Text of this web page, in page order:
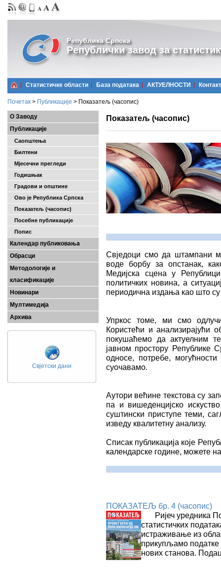
Република Српска
Републички завод за
Статистичке области Базa података АКТУЕЛНОСТИ Контакт
Почетак > Публикације > Показатељ (часопис)
О Заводу
Публикације
Саопштења
Билтени
Мјесечни прегледи
Годишњак
Градови и општине
Ово је Република Српска
Показатељ (часопис)
Посебне публикације
Попис
Календар публиковања
Обрасци
Методологије и
класификације
Новинари
Мултимедија
Архива
Свјетски дани
Показатељ (часопис)
Свједоци смо да штампани
воде борбу за опстанак,
Медијска сцена у
политичких новина, а
периодична издања као што
Упркос томе, ми смо
Користећи и анализирајући
покушаћемо да актуелним
јавном простору Републике
односе, потребе,
суочавамо.
Аутори већине текстова су
па и вишеденцијско
суштински приступе теми,
изведу квалитетну анализу.
Списак публикација које
календарске године, можете
ПОКАЗАТЕЉ бр. 4 (часопис)
Ријеч уредника
статистичких
истраживање из
прикупљамо податке
нових станова.